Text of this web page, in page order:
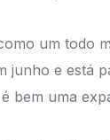
um todo
junho e está
bem uma